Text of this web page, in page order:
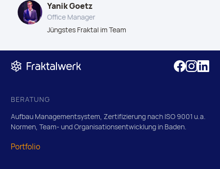
Yanik Goetz
Office Manager
Jüngstes Fraktal im Team
BERATUNG
Aufbau Managementsystem, Zertifizierung nach ISO 9001 u.a.
Normen, Team- und Organisationsentwicklung in Baden.
Portfolio